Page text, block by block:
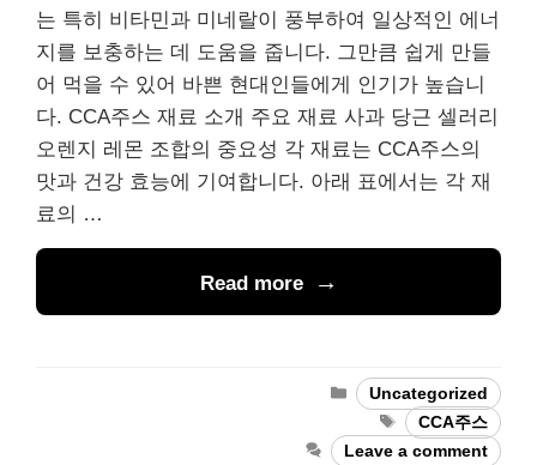
는 특히 비타민과 미네랄이 풍부하여 일상적인 에너
지를 보충하는 데 도움을 줍니다. 그만큼 쉽게 만들
어 먹을 수 있어 바쁜 현대인들에게 인기가 높습니
다. CCA주스 재료 소개 주요 재료 사과 당근 셀러리
오렌지 레몬 조합의 중요성 각 재료는 CCA주스의
맛과 건강 효능에 기여합니다. 아래 표에서는 각 재
료의 …
Read more
Categories
Uncategorized
Tags
CCA주스
Leave a comment